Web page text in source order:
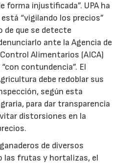
forma injustificada”. UPA ha
“vigilando los precios”
de que se detecte
ante la Agencia de
Alimentarios (AICA)
contundencia”. El
debe redoblar sus
según esta
para dar transparencia
distorsiones en la
de diversos
las frutas y hortalizas, el